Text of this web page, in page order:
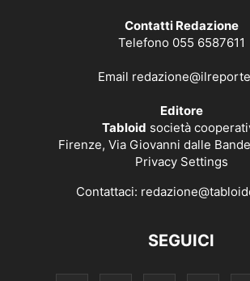
Contatti Redazione
Telefono 055 6587611
Email
Editore
Tabloid società
Firenze, Via Giovanni dalle
Privacy Settings
Contattaci:
SEGUICI